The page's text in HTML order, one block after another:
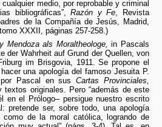
medio, por reprobable y criminal
bibliográficas”,Razón y Fe, Revista
de la Compañía de Jesús, Madrid,
XXXII, páginas 257-258.)
Mendoza als Moraltheologe, in Pascals
der Wahrheit auf Grund der Quellen, von
im Brisgovia, 1911. Se propone el
una apología del famoso Jesuita P.
por Pascal en susCartas Provinciales,
textos originales. Pero “además de este
en el Prólogo– persigue nuestro escrito
pretende ser, sobre todo, una apología
de la moral católica, logrando de